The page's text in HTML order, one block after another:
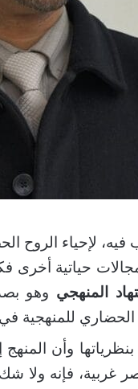
لإحياء الروح
حياتية أخرى
المنهجي وهو
للمنهجية
وأن
غربية، فإنه ولا شك